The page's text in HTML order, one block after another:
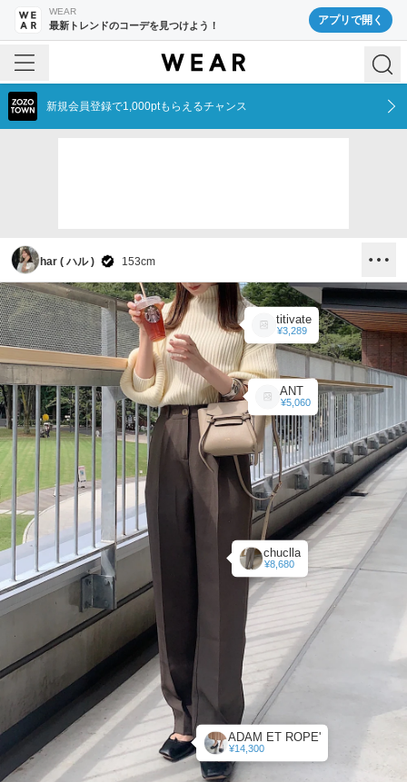
WEAR
最新トレンドのコーデを見つけよう！ アプリで開く
新規会員登録で1,000ptもらえるチャンス
har ( ハル ) 153cm
chuclla
¥8,680
ADAM ET ROPE'
¥14,300
ANT
¥5,060
titivate
¥3,289